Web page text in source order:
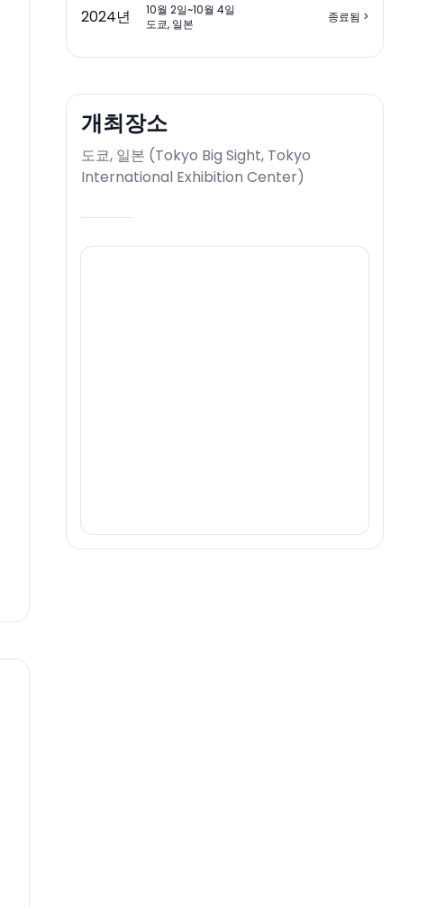
2024년
10월 2일~10월 4일
도쿄, 일본
종료됨 >
개최장소
도쿄, 일본 (Tokyo Big Sight, Tokyo
International Exhibition Center)